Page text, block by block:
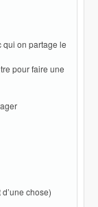
on partage le
pour faire une
chose)